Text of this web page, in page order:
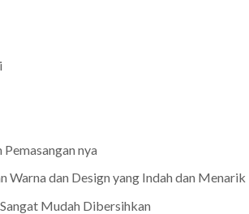
nya
dan Design yang Indah dan Menarik
Mudah Dibersihkan